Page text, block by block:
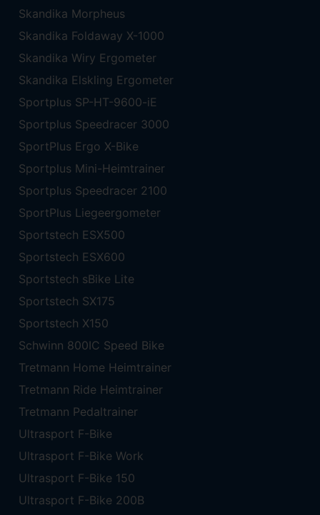
Skandika Morpheus
Skandika Foldaway X-1000
Skandika Wiry Ergometer
Skandika Elskling Ergometer
Sportplus SP-HT-9600-iE
Sportplus Speedracer 3000
SportPlus Ergo X-Bike
Sportplus Mini-Heimtrainer
Sportplus Speedracer 2100
SportPlus Liegeergometer
Sportstech ESX500
Sportstech ESX600
Sportstech sBike Lite
Sportstech SX175
Sportstech X150
Schwinn 800IC Speed Bike
Tretmann Home Heimtrainer
Tretmann Ride Heimtrainer
Tretmann Pedaltrainer
Ultrasport F-Bike
Ultrasport F-Bike Work
Ultrasport F-Bike 150
Ultrasport F-Bike 200B